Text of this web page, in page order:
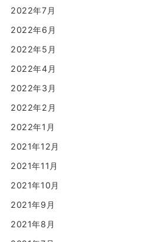
2022年7月
2022年6月
2022年5月
2022年4月
2022年3月
2022年2月
2022年1月
2021年12月
2021年11月
2021年10月
2021年9月
2021年8月